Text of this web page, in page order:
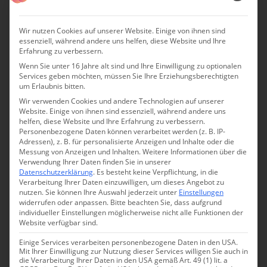
Die Apartments von Cobue
Die sechsApartments im Cobue Wine Resort & Spa
wurden alle nach einem der eigenen Weine benannt und
bieten viel Komfort, gepaart mit modernem Design.
Wir nutzen Cookies auf unserer Website. Einige von ihnen sind
essenziell, während andere uns helfen, diese Website und Ihre
Erfahrung zu verbessern.
Wenn Sie unter 16 Jahre alt sind und Ihre Einwilligung zu optionalen
Services geben möchten, müssen Sie Ihre Erziehungsberechtigten
um Erlaubnis bitten.
Wir verwenden Cookies und andere Technologien auf unserer
Website. Einige von ihnen sind essenziell, während andere uns
helfen, diese Website und Ihre Erfahrung zu verbessern.
Personenbezogene Daten können verarbeitet werden (z. B. IP-
Adressen), z. B. für personalisierte Anzeigen und Inhalte oder die
Messung von Anzeigen und Inhalten.Weitere Informationen über die
Verwendung Ihrer Daten finden Sie in unserer
Datenschutzerklärung. Es besteht keine Verpflichtung, in die
Verarbeitung Ihrer Daten einzuwilligen, um dieses Angebot zu
nutzen.Sie können Ihre Auswahl jederzeit unter Einstellungen
widerrufen oder anpassen. Bitte beachten Sie, dass aufgrund
individueller Einstellungen möglicherweise nicht alle Funktionen der
Website verfügbar sind.
Einige Services verarbeiten personenbezogene Daten in den USA.
Mit Ihrer Einwilligung zur Nutzung dieser Services willigen Sie auch in
die Verarbeitung Ihrer Daten in den USA gemäß Art. 49 (1) lit. a